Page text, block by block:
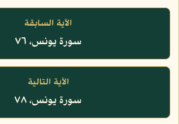
الآية السابقة
سورة يونس، ٧٦
الآية التالية
سورة يونس، ٧٨